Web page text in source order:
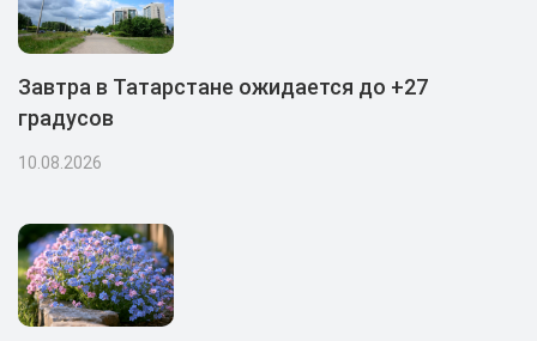
Завтра в Татарстане ожидается до +27
градусов
10.08.2026